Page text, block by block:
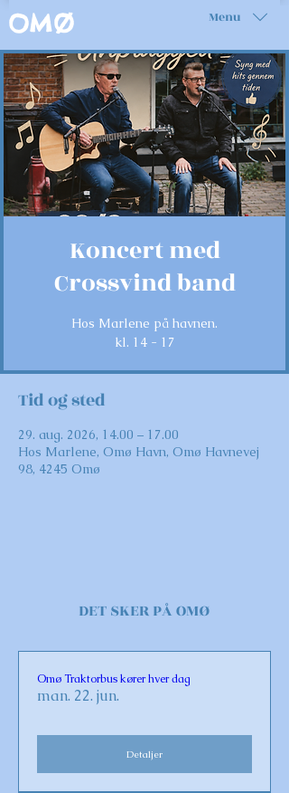
Menu
OMØ
Koncert med
Crossvind band
Hos Marlene på havnen.
kl. 14 - 17
Tid og sted
29. aug. 2026, 14.00 – 17.00
Hos Marlene, Omø Havn, Omø Havnevej
98, 4245 Omø
DET SKER PÅ OMØ
Omø Traktorbus kører hver dag
man. 22. jun.
Detaljer